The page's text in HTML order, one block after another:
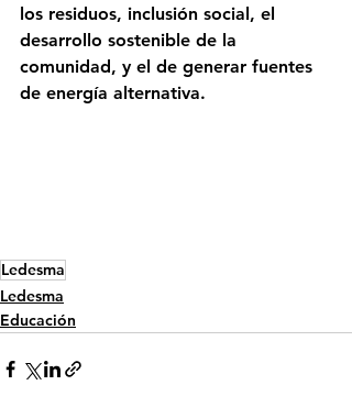
los residuos, inclusión social, el
desarrollo sostenible de la
comunidad, y el de generar fuentes
de energía alternativa.
Ledesma
Ledesma
Educación